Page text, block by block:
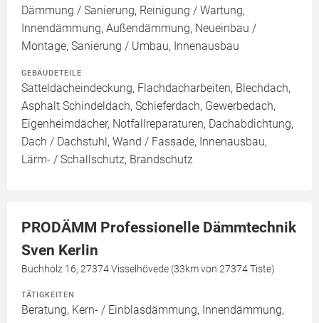
Dämmung / Sanierung, Reinigung / Wartung,
Innendämmung, Außendämmung, Neueinbau /
Montage, Sanierung / Umbau, Innenausbau
GEBÄUDETEILE
Satteldacheindeckung, Flachdacharbeiten, Blechdach,
Asphalt Schindeldach, Schieferdach, Gewerbedach,
Eigenheimdächer, Notfallreparaturen, Dachabdichtung,
Dach / Dachstuhl, Wand / Fassade, Innenausbau,
Lärm- / Schallschutz, Brandschutz
PRODÄMM Professionelle Dämmtechnik
Sven Kerlin
Buchholz 16, 27374 Visselhövede (33km von 27374 Tiste)
TÄTIGKEITEN
Beratung, Kern- / Einblasdämmung, Innendämmung,